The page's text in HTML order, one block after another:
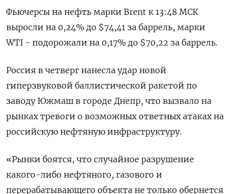
Фьючерсы на нефть марки Brent к 13:48 МСК
выросли на 0,24% до $74,41 за баррель, марки
WTI - подорожали на 0,17% до $70,22 за баррель.
Россия в четверг нанесла удар новой
гиперзвуковой баллистической ракетой по
заводу Южмаш в городе Днепр, что вызвало на
рынках тревоги о возможных ответных атаках на
российскую нефтяную инфраструктуру.
«Рынки боятся, что случайное разрушение
какого-либо нефтяного, газового и
перерабатывающего объекта не только обернется